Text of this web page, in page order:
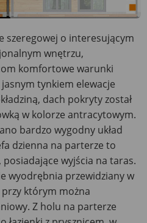
szeregowej o interesującym
wnętrzu,
komfortowe warunki
tynkiem elewacje
dach pokryty został
w kolorze antracytowym.
bardzo wygodny układ
dzienna na parterze to
posiadające wyjścia na taras.
wyodrębnia przewidziany w
przy którym można
Z holu na parterze